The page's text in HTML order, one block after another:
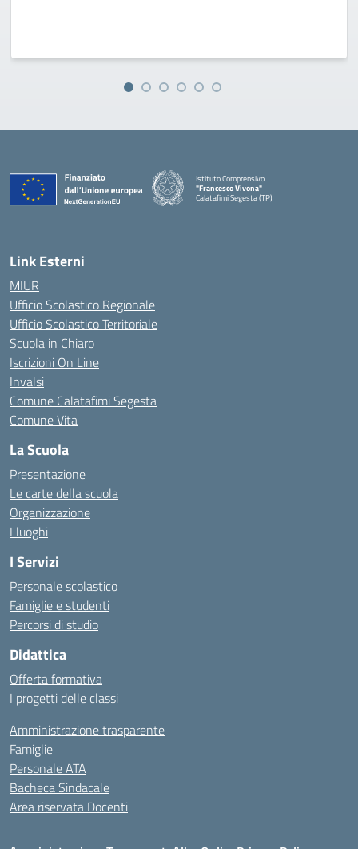
Istituto Comprensivo
"Francesco Vivona"
Calatafimi Segesta (TP)
— Visita la pagina iniziale della scuola
Link Esterni
MIUR
Ufficio Scolastico Regionale
Ufficio Scolastico Territoriale
Scuola in Chiaro
Iscrizioni On Line
Invalsi
Comune Calatafimi Segesta
Comune Vita
La Scuola
Presentazione
Le carte della scuola
Organizzazione
I luoghi
I Servizi
Personale scolastico
Famiglie e studenti
Percorsi di studio
Didattica
Offerta formativa
I progetti delle classi
Amministrazione trasparente
Famiglie
Personale ATA
Bacheca Sindacale
Area riservata Docenti